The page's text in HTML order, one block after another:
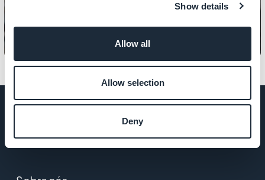
Show details
Allow all
Allow selection
Deny